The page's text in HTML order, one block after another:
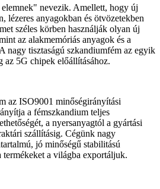
nevezik. Amellett, hogy új
lézeres anyagokban és ötvözetekben
széles körben használják olyan új
az alakmemóriás anyagok és a
nagy tisztaságú szkandiumfém az egyik
az 5G chipek előállításához.
az ISO9001 minőségirányítási
a fémszkandium teljes
a nyersanyagtól a gyártási
szállításig. Cégünk nagy
jó minőségű stabilitású
a világba exportáljuk.